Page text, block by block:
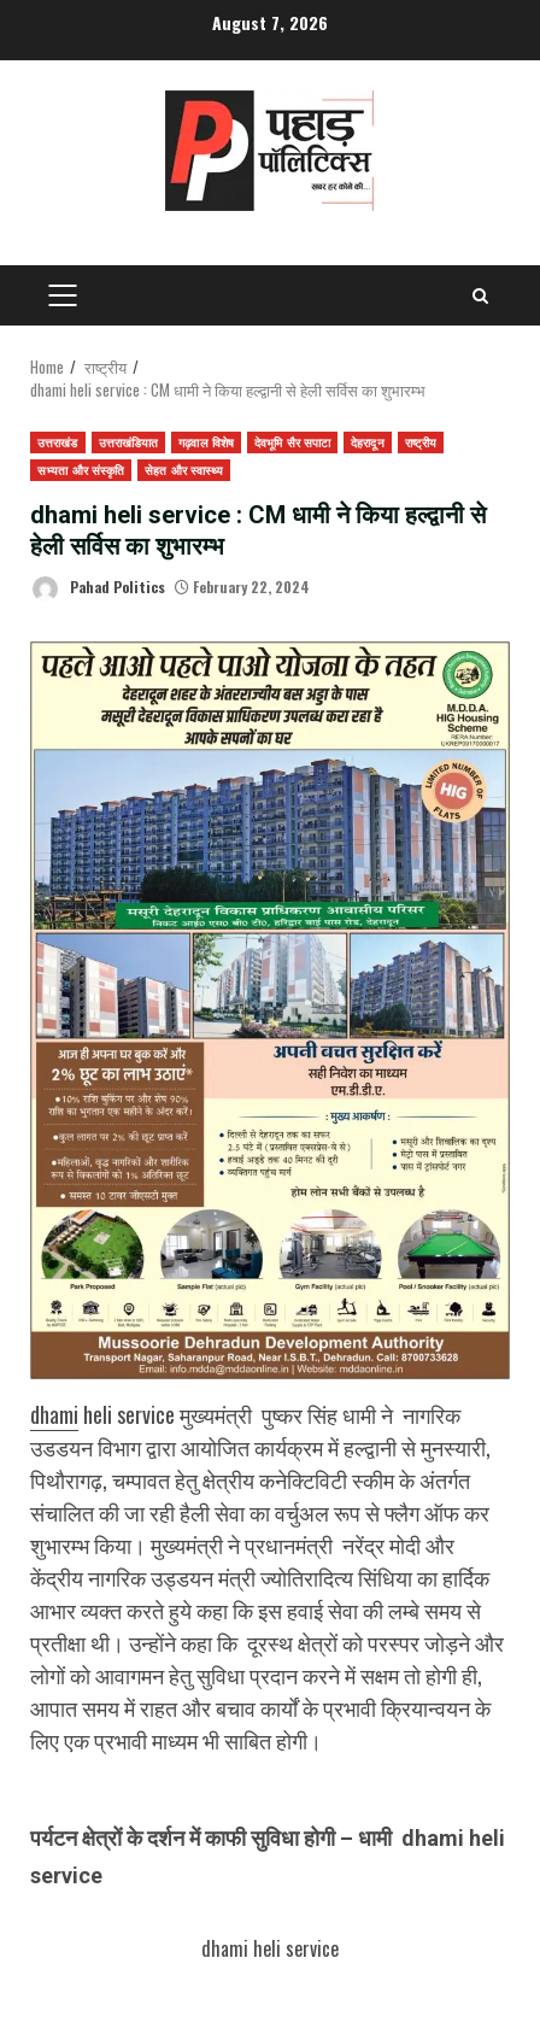
August 7, 2026
PRIMARY
MENU
Home
राष्ट्रीय
dhami heli service : CM धामी ने किया हल्द्वानी से हेली सर्विस का शुभारम्भ
उत्तराखंड उत्तराखंडियात गढ़वाल विशेष देवभूमि सैर सपाटा देहरादून
राष्ट्रीय
सभ्यता और संस्कृति
सेहत और स्वास्थ्य
dhami heli service : CM धामी ने किया हल्द्वानी से
हेली सर्विस का शुभारम्भ
Pahad Politics February 22, 2024
dhami heli service मुख्यमंत्री पुष्कर सिंह धामी ने नागरिक
उडडयन विभाग द्वारा आयोजित कार्यक्रम में हल्द्वानी से मुनस्यारी,
पिथौरागढ़, चम्पावत हेतु क्षेत्रीय कनेक्टिविटी स्कीम के अंतर्गत
संचालित की जा रही हैली सेवा का वर्चुअल रूप से फ्लैग ऑफ कर
शुभारम्भ किया। मुख्यमंत्री ने प्रधानमंत्री नरेंद्र मोदी और
केंद्रीय नागरिक उड्डयन मंत्री ज्योतिरादित्य सिंधिया का हार्दिक
आभार व्यक्त करते हुये कहा कि इस हवाई सेवा की लम्बे समय से
प्रतीक्षा थी। उन्होंने कहा कि दूरस्थ क्षेत्रों को परस्पर जोड़ने और
लोगों को आवागमन हेतु सुविधा प्रदान करने में सक्षम तो होगी ही,
आपात समय में राहत और बचाव कार्यों के प्रभावी क्रियान्वयन के
लिए एक प्रभावी माध्यम भी साबित होगी।
पर्यटन क्षेत्रों के दर्शन में काफी सुविधा होगी – धामी dhami heli
service
dhami heli service